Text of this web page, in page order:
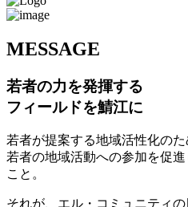
MESSAGE
若者の力を発揮する
フィールドを鯖江に
若者が提案する地域活性化のた
若者の地域活動への参加を促
こと。
それが、エル・コミュニティの